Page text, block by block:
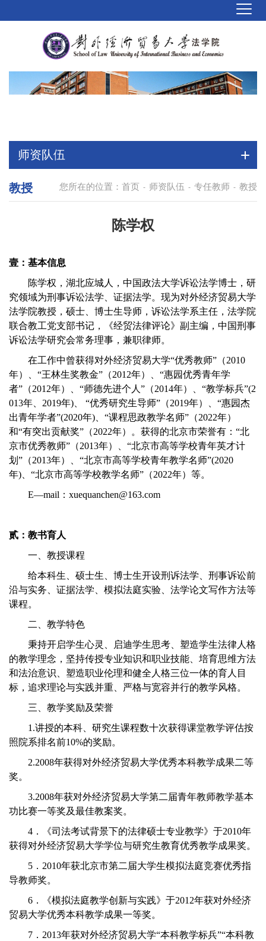
师资队伍
您所在的位置： 首页 - 师资队伍 - 专任教师 - 教授
教授
陈学权
壹：基本信息
陈学权，湖北应城人，中国政法大学诉讼法学博士，研
究领域为刑事诉讼法学、证据法学。现为对外经济贸易大学
法学院教授，硕士、博士生导师，诉讼法学系主任，法学院
联合教工党支部书记，《经贸法律评论》副主编，中国刑事
诉讼法学研究会常务理事，兼职律师。
在工作中曾获得对外经济贸易大学“优秀教师”（2010
年）、“王林生奖教金”（2012年）、“惠园优秀青年学
者”（2012年）、“师德先进个人”（2014年）、“教学标兵”(2
013年、2019年)、 “优秀研究生导师”（2019年）、“惠园杰
出青年学者”(2020年)、“课程思政教学名师”（2022年）
和“有突出贡献奖”（2022年）。获得的北京市荣誉有：“北
京市优秀教师”（2013年）、“北京市高等学校青年英才计
划”（2013年）、“北京市高等学校青年教学名师”(2020
年)、“北京市高等学校教学名师”（2022年）等。
E—mail： xuequanchen@163.com
贰：教书育人
一、教授课程
给本科生、硕士生、博士生开设刑诉法学、刑事诉讼前
沿与实务、证据法学、模拟法庭实验、法学论文写作方法等
课程。
二、教学特色
秉持开启学生心灵、启迪学生思考、塑造学生法律人格
的教学理念，坚持传授专业知识和职业技能、培育思维方法
和法治意识、塑造职业伦理和健全人格三位一体的育人目
标，追求理论与实践并重、严格与宽容并行的教学风格。
三、教学奖励及荣誉
1.讲授的本科、研究生课程数十次获得课堂教学评估按
照院系排名前10%的奖励。
2.2008年获得对外经济贸易大学优秀本科教学成果二等
奖。
3.2008年获对外经济贸易大学第二届青年教师教学基本
功比赛一等奖及最佳教案奖。
4．《司法考试背景下的法律硕士专业教学》于2010年
获得对外经济贸易大学学位与研究生教育优秀教学成果奖。
5．2010年获北京市第二届大学生模拟法庭竞赛优秀指
导教师奖。
6．《模拟法庭教学创新与实践》于2012年获对外经济
贸易大学优秀本科教学成果一等奖。
7．2013年获对外经济贸易大学“本科教学标兵”“本科教